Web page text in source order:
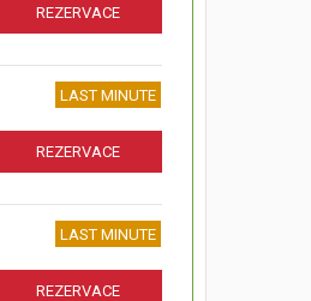
REZERVACE
LAST MINUTE
REZERVACE
LAST MINUTE
REZERVACE